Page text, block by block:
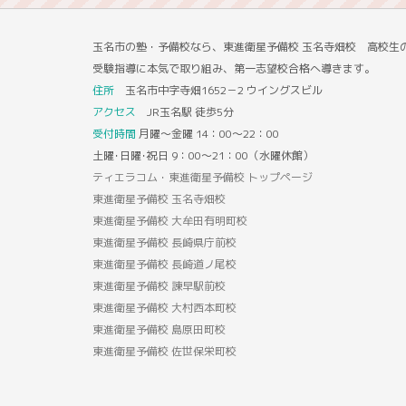
玉名市の塾・予備校なら、東進衛星予備校 玉名寺畑校 高校生
受験指導に本気で取り組み、第一志望校合格へ導きます。
住所 玉名市中字寺畑1652－2 ウイングスビル
アクセス JR玉名駅 徒歩5分
受付時間 月曜～金曜 14：00～22：00
土曜･日曜･祝日 9：00～21：00（水曜休館）
ティエラコム・東進衛星予備校 トップページ
東進衛星予備校 玉名寺畑校
東進衛星予備校 大牟田有明町校
東進衛星予備校 長崎県庁前校
東進衛星予備校 長崎道ノ尾校
東進衛星予備校 諫早駅前校
東進衛星予備校 大村西本町校
東進衛星予備校 島原田町校
東進衛星予備校 佐世保栄町校